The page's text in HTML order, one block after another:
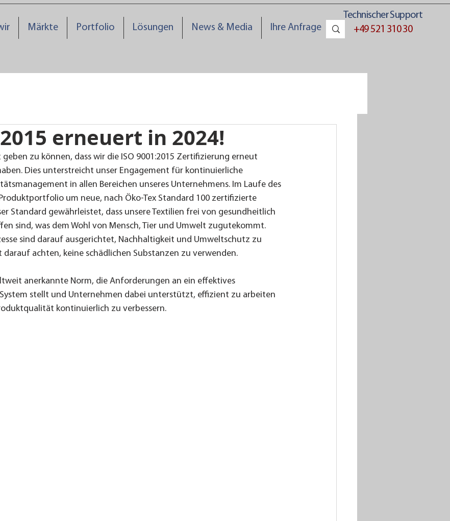
Technischer Support
+49 521 310 30
Märkte Portfolio Lösungen News & Media Ihre Anfrage
erneuert in 2024!
zu können, dass wir die ISO 9001:2015 Zertifizierung erneut
Dies unterstreicht unser Engagement für kontinuierliche
in allen Bereichen unseres Unternehmens. Im Laufe des
um neue, nach Öko-Tex Standard 100 zertifizierte
Standard gewährleistet, dass unsere Textilien frei von gesundheitlich
sind, was dem Wohl von Mensch, Tier und Umwelt zugutekommt.
sind darauf ausgerichtet, Nachhaltigkeit und Umweltschutz zu
achten, keine schädlichen Substanzen zu verwenden.
anerkannte Norm, die Anforderungen an ein effektives
stellt und Unternehmen dabei unterstützt, effizient zu arbeiten
kontinuierlich zu verbessern.